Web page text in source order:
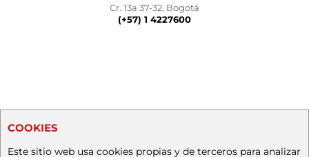
Cr. 13a 37-32, Bogotá
(+57) 1 4227600
COOKIES
Este sitio web usa cookies propias y de terceros para analizar